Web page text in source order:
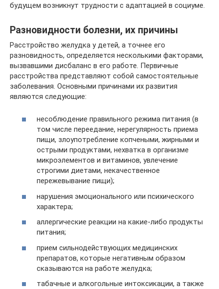
будущем возникнут трудности с адаптацией в социуме.
Разновидности болезни, их причины
Расстройство желудка у детей, а точнее его
разновидность, определяется несколькими факторами,
вызвавшими дисбаланс в его работе. Первичные
расстройства представляют собой самостоятельные
заболевания. Основными причинами их развития
являются следующие:
несоблюдение правильного режима питания (в
том числе переедание, нерегулярность приема
пищи, злоупотребление копчеными, жирными и
острыми продуктами, нехватка в организме
микроэлементов и витаминов, увлечение
строгими диетами, некачественное
пережевывание пищи);
нарушения эмоционального или психического
характера;
аллергические реакции на какие-либо продукты
питания;
прием сильнодействующих медицинских
препаратов, которые негативным образом
сказываются на работе желудка;
табачные и алкогольные интоксикации, а также